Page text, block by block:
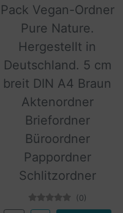
Pack Vegan-Ordner
Pure Nature.
Hergestellt in
Deutschland. 5 cm
breit DIN A4 Braun
Aktenordner
Briefordner
Büroordner
Pappordner
Schlitzordner
(0)